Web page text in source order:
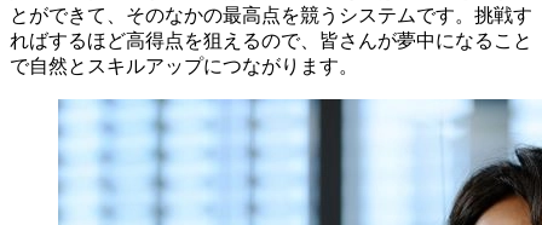
とができて、そのなかの最高点を競うシステムです。挑戦す
ればするほど高得点を狙えるので、皆さんが夢中になること
で自然とスキルアップにつながります。